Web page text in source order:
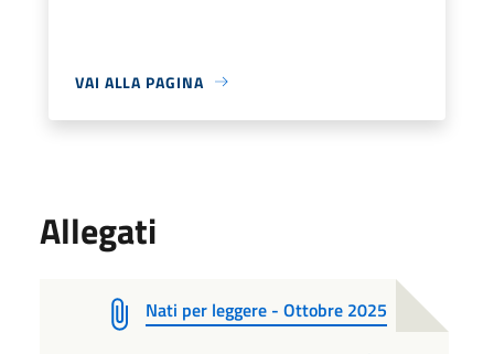
VAI ALLA PAGINA
Allegati
Nati per leggere - Ottobre 2025